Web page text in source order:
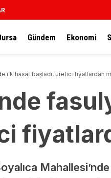
Gündem Ekonomi
ilk hasat başladı, üretici fiyatlardan